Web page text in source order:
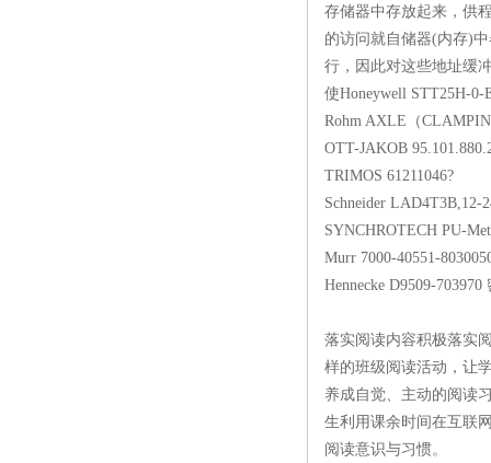
存储器中存放起来，供
的访问就自储器(内存)
行，因此对这些地址缓
使Honeywell
Rohm AXLE（
OTT-JAKOB
TRIMOS
Schneider
SYNCHROTECH
Murr 7000-
Hennecke D9509-703970
落实阅读内容积极落实
样的班级阅读活动，让
养成自觉、主动的阅读
生利用课余时间在互联
阅读意识与习惯。